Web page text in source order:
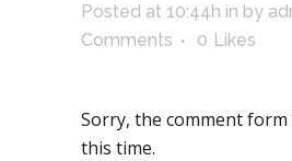
Posted at 10:44h in by
Comments
0 Likes
Sorry, the comment form
this time.